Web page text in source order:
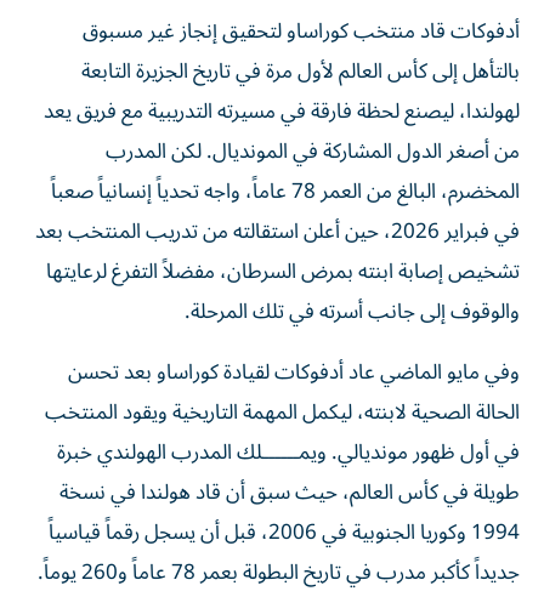
أدفوكات قاد منتخب كوراساو لتحقيق إنجاز غير مسبوق
بالتأهل إلى كأس العالم لأول مرة في تاريخ الجزيرة التابعة
لهولندا، ليصنع لحظة فارقة في مسيرته التدريبية مع فريق يعد
من أصغر الدول المشاركة في المونديال. لكن المدرب
المخضرم، البالغ من العمر 78 عاماً، واجه تحدياً إنسانياً صعباً
في فبراير 2026، حين أعلن استقالته من تدريب المنتخب بعد
تشخيص إصابة ابنته بمرض السرطان، مفضلاً التفرغ لرعايتها
والوقوف إلى جانب أسرته في تلك المرحلة.
وفي مايو الماضي عاد أدفوكات لقيادة كوراساو بعد تحسن
الحالة الصحية لابنته، ليكمل المهمة التاريخية ويقود المنتخب
في أول ظهور مونديالي. ويمــــــلك المدرب الهولندي خبرة
طويلة في كأس العالم، حيث سبق أن قاد هولندا في نسخة
1994 وكوريا الجنوبية في 2006، قبل أن يسجل رقماً قياسياً
جديداً كأكبر مدرب في تاريخ البطولة بعمر 78 عاماً و260 يوماً.